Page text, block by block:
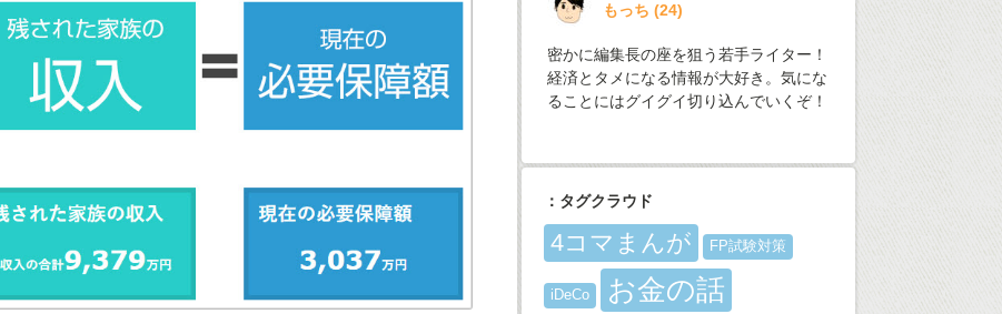
もっち (24)
密かに編集長の座を狙う若手ライター！
経済とタメになる情報が大好き。気にな
ることにはグイグイ切り込んでいくぞ！
：タグクラウド
4コマまんが FP試験対策
iDeCo お金の話